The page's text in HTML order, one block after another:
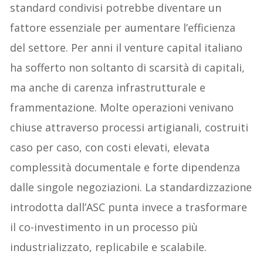
standard condivisi potrebbe diventare un
fattore essenziale per aumentare l’efficienza
del settore. Per anni il venture capital italiano
ha sofferto non soltanto di scarsità di capitali,
ma anche di carenza infrastrutturale e
frammentazione. Molte operazioni venivano
chiuse attraverso processi artigianali, costruiti
caso per caso, con costi elevati, elevata
complessità documentale e forte dipendenza
dalle singole negoziazioni. La standardizzazione
introdotta dall’ASC punta invece a trasformare
il co-investimento in un processo più
industrializzato, replicabile e scalabile.